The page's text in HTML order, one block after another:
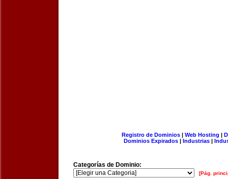
Registro de Dominios| Web Hosting |
Dominios Expirados | Industrias |
Categorías de Dominio:
[Pág.